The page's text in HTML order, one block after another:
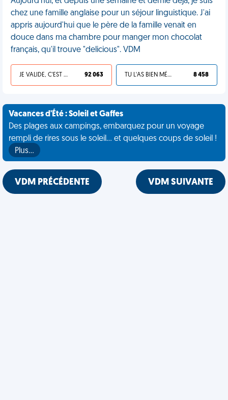
chez une famille anglaise pour un séjour linguistique. J'ai
appris aujourd'hui que le père de la famille venait en
douce dans ma chambre pour manger mon chocolat
français, qu'il trouve "delicious". VDM
JE VALIDE, C'EST UNE VDM 92 063 TU L'AS BIEN MÉRITÉ 8 458
Vacances d'Été : Soleil et Gaffes
Des plages aux campings, embarquez pour un voyage
rempli de rires sous le soleil... et quelques coups de soleil !
Plus…
VDM PRÉCÉDENTE VDM SUIVANTE